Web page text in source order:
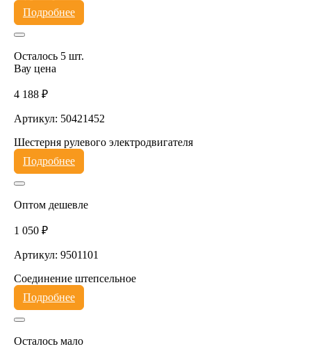
Подробнее
Осталось 5 шт.
Вау цена
4 188 ₽
Артикул: 50421452
Шестерня рулевого электродвигателя
Подробнее
Оптом дешевле
1 050 ₽
Артикул: 9501101
Соединение штепсельное
Подробнее
Осталось мало